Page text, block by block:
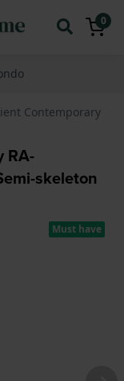
0
Contemporary
RA-
skeleton
Must have